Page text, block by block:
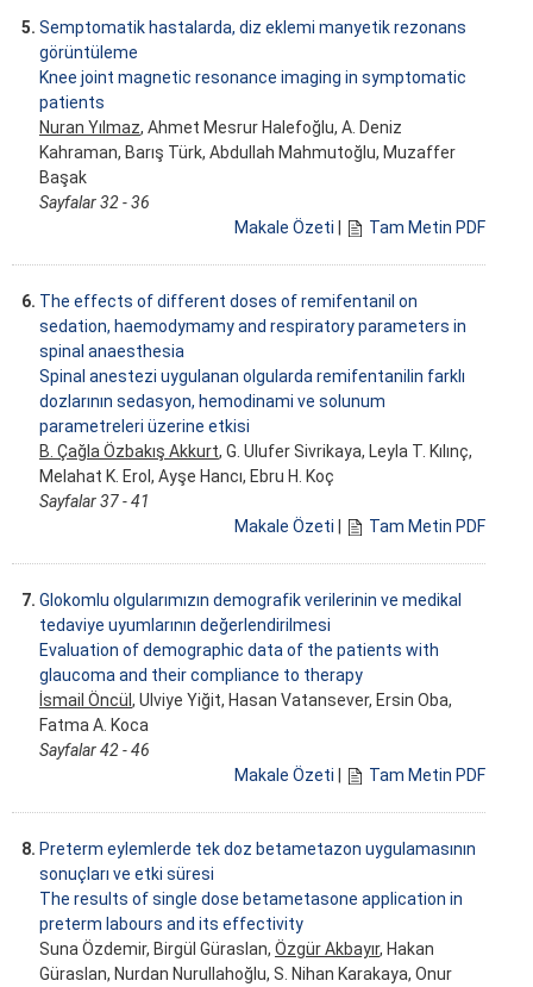
5. Semptomatik hastalarda, diz eklemi manyetik rezonans
görüntüleme
Knee joint magnetic resonance imaging in symptomatic
patients
Nuran Yılmaz, Ahmet Mesrur Halefoğlu, A. Deniz
Kahraman, Barış Türk, Abdullah Mahmutoğlu, Muzaffer
Başak
Sayfalar 32 - 36
Makale Özeti
Tam Metin PDF
6. The effects of different doses of remifentanil on
sedation, haemodymamy and respiratory parameters in
spinal anaesthesia
Spinal anestezi uygulanan olgularda remifentanilin farklı
dozlarının sedasyon, hemodinami ve solunum
parametreleri üzerine etkisi
B. Çağla Özbakış Akkurt, G. Ulufer Sivrikaya, Leyla T. Kılınç,
Melahat K. Erol, Ayşe Hancı, Ebru H. Koç
Sayfalar 37 - 41
Makale Özeti
Tam Metin PDF
7. Glokomlu olgularımızın demografik verilerinin ve medikal
tedaviye uyumlarının değerlendirilmesi
Evaluation of demographic data of the patients with
glaucoma and their compliance to therapy
İsmail Öncül , Ulviye Yiğit, Hasan Vatansever, Ersin Oba,
Fatma A. Koca
Sayfalar 42 - 46
Makale Özeti
Tam Metin PDF
8. Preterm eylemlerde tek doz betametazon uygulamasının
sonuçları ve etki süresi
The results of single dose betametasone application in
preterm labours and its effectivity
Suna Özdemir, Birgül Güraslan, Özgür Akbayır, Hakan
Güraslan, Nurdan Nurullahoğlu, S. Nihan Karakaya, Onur